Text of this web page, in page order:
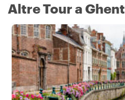
Altre Tour a Ghent